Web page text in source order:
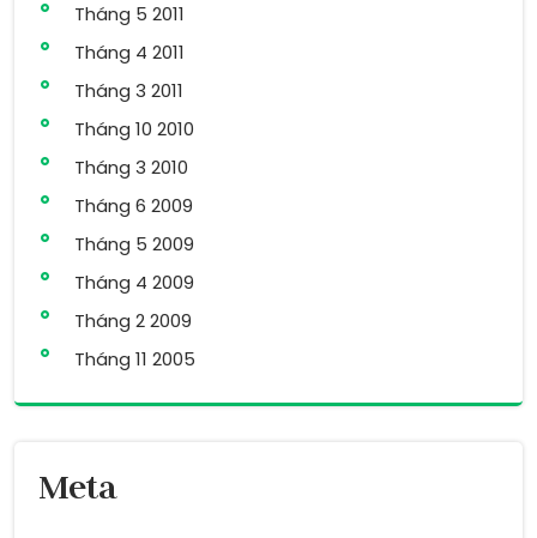
Tháng 5 2011
Tháng 4 2011
Tháng 3 2011
Tháng 10 2010
Tháng 3 2010
Tháng 6 2009
Tháng 5 2009
Tháng 4 2009
Tháng 2 2009
Tháng 11 2005
Meta